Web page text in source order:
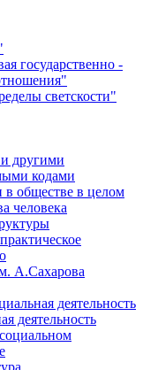
государственно -
светскости"
другими
кодами
в обществе в целом
человека
А.Сахарова
деятельность
деятельность